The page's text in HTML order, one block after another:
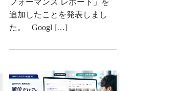
フォーマンス レポート」を
追加したことを発表しまし
た。 Googl […]